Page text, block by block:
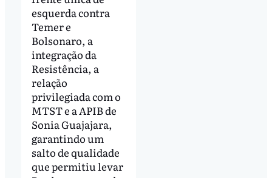
esquerda contra
Temer e
Bolsonaro, a
integração da
Resistência, a
relação
privilegiada com o
MTST e a APIB de
Sonia Guajajara,
garantindo um
salto de qualidade
que permitiu levar